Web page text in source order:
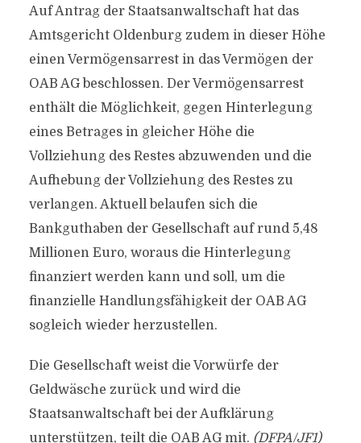
Auf Antrag der Staatsanwaltschaft hat das
Amtsgericht Oldenburg zudem in dieser Höhe
einen Vermögensarrest in das Vermögen der
OAB AG beschlossen. Der Vermögensarrest
enthält die Möglichkeit, gegen Hinterlegung
eines Betrages in gleicher Höhe die
Vollziehung des Restes abzuwenden und die
Aufhebung der Vollziehung des Restes zu
verlangen. Aktuell belaufen sich die
Bankguthaben der Gesellschaft auf rund 5,48
Millionen Euro, woraus die Hinterlegung
finanziert werden kann und soll, um die
finanzielle Handlungsfähigkeit der OAB AG
sogleich wieder herzustellen.
Die Gesellschaft weist die Vorwürfe der
Geldwäsche zurück und wird die
Staatsanwaltschaft bei der Aufklärung
unterstützen, teilt die OAB AG mit. (DFPA/JF1)